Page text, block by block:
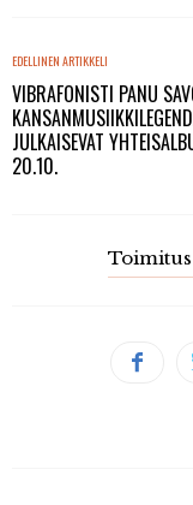
EDELLINEN ARTIKKELI
VIBRAFONISTI PANU
JULKAISEVAT
20.10.
Toimitus